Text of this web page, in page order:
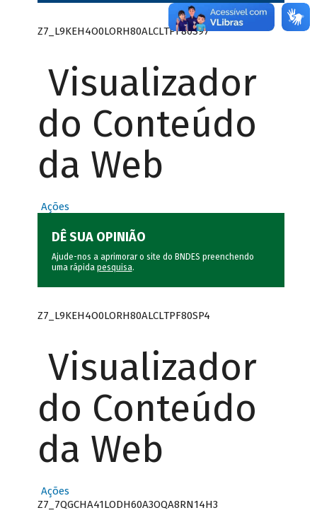
Z7_L9KEH4O0LORH80ALCLTPF80S97
Visualizador
do Conteúdo
da Web
Ações
DÊ SUA OPINIÃO
Ajude-nos a aprimorar o site do BNDES preenchendo
uma rápida pesquisa.
Z7_L9KEH4O0LORH80ALCLTPF80SP4
Visualizador
do Conteúdo
da Web
Ações
Z7_7QGCHA41LODH60A3OQA8RN14H3